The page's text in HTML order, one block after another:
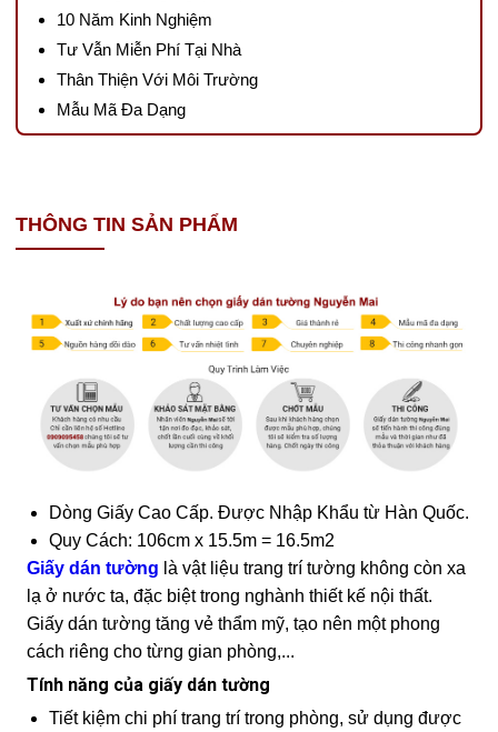
10 Năm Kinh Nghiệm
Tư Vẫn Miễn Phí Tại Nhà
Thân Thiện Với Môi Trường
Mẫu Mã Đa Dạng
THÔNG TIN SẢN PHẨM
Dòng Giấy Cao Cấp. Được Nhập Khẩu từ Hàn Quốc.
Quy Cách: 106cm x 15.5m = 16.5m2
Giấy dán tường là vật liệu trang trí tường không còn xa
lạ ở nước ta, đặc biệt trong nghành thiết kế nội thất.
Giấy dán tường tăng vẻ thẩm mỹ, tạo nên một phong
cách riêng cho từng gian phòng,...
Tính năng của giấy dán tường
Tiết kiệm chi phí trang trí trong phòng, sử dụng được